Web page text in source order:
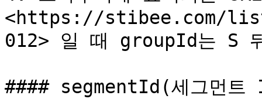
<https://stibee.com/
012> 일 때 groupId는 S
#### segmentId(세그먼트